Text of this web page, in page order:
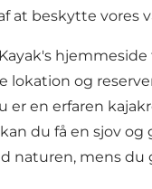
at beskytte vores
lokation og
er en erfaren
du få en sjov og
naturen, mens du